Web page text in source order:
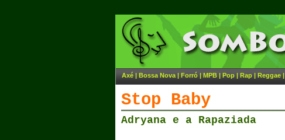
Axé | Bossa Nova | Forró | MPB | Pop | Rap | Reggae |
Stop Baby
Adryana e a Rapaziada